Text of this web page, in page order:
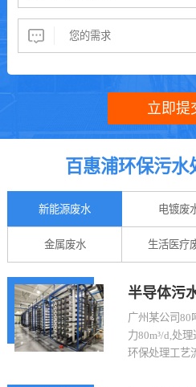
百惠浦环保污水
新能源废水 电镀废
金属废水 生活医疗
半导体污
广州某公司80
力80m³/d,处
环保处理工艺